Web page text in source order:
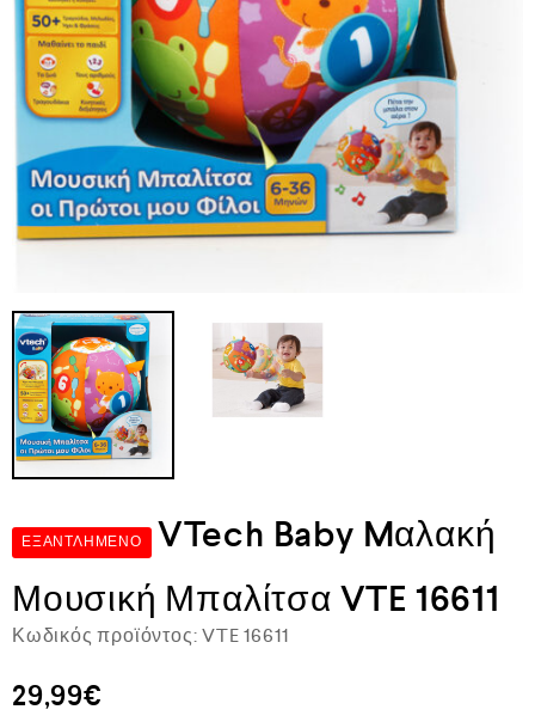
ΕΞΑΝΤΛΗΜΈΝΟ
VTech Baby Mαλακή
Μουσική Μπαλίτσα VTE 16611
Κωδικός προϊόντος: VTE 16611
29,99€